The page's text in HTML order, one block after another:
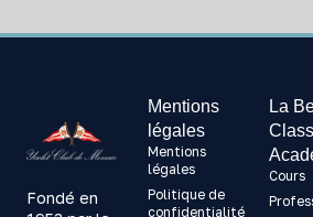
Fondé en
Mentions
légales
Mentions
légales
Politique de
confidentialité
La
Cours